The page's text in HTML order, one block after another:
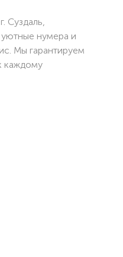
Суздаль,
уютные нумера и
Мы гарантируем
каждому